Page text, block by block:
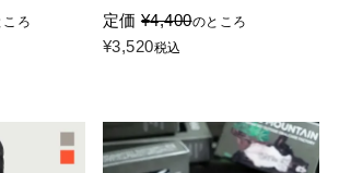
ころ 定価 ¥4,400のところ
¥3,520税込